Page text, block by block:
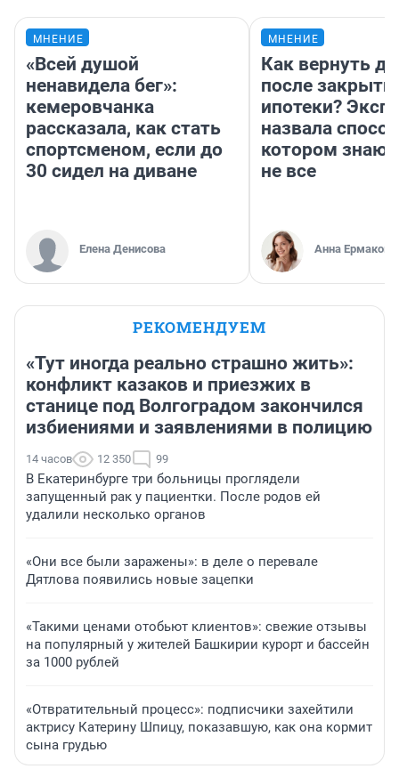
МНЕНИЕ
«Всей душой
ненавидела бег»:
кемеровчанка
рассказала, как стать
спортсменом, если до
30 сидел на диване
Елена Денисова
МНЕНИЕ
Как вернуть
после
ипотеки?
назвала
котором
не все
Анна Ермакова
РЕКОМЕНДУЕМ
«Тут иногда реально страшно жить»:
конфликт казаков и приезжих в
станице под Волгоградом закончился
избиениями и заявлениями в полицию
14 часов 12 350 99
В Екатеринбурге три больницы проглядели
запущенный рак у пациентки. После родов ей
удалили несколько органов
«Они все были заражены»: в деле о перевале
Дятлова появились новые зацепки
«Такими ценами отобьют клиентов»: свежие отзывы
на популярный у жителей Башкирии курорт и бассейн
за 1000 рублей
«Отвратительный процесс»: подписчики захейтили
актрису Катерину Шпицу, показавшую, как она кормит
сына грудью